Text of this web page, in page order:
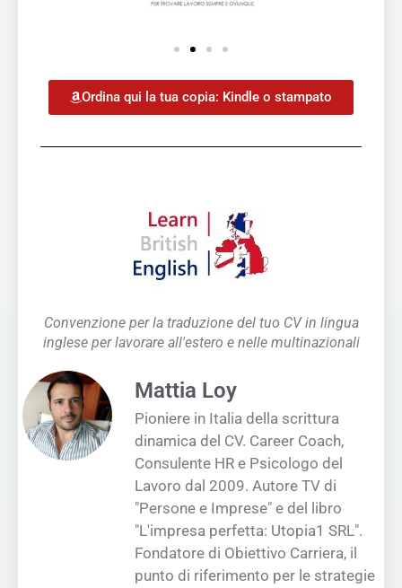
Ordina qui la tua copia: Kindle o stampato
Convenzione per la traduzione del tuo CV in lingua
inglese per lavorare all'estero e nelle multinazionali
Mattia Loy
Pioniere in Italia della scrittura
dinamica del CV. Career Coach,
Consulente HR e Psicologo del
Lavoro dal 2009. Autore TV di
"Persone e Imprese" e del libro
"L'impresa perfetta: Utopia1 SRL".
Fondatore di Obiettivo Carriera, il
punto di riferimento per le strategie